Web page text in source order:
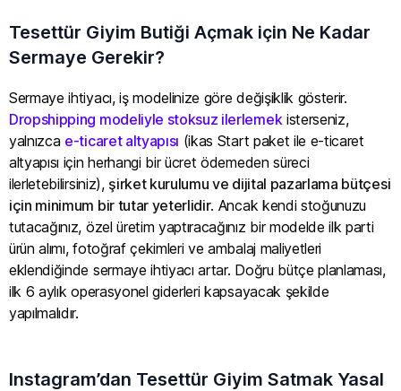
Tesettür Giyim Butiği Açmak için Ne Kadar
Sermaye Gerekir?
Sermaye ihtiyacı, iş modelinize göre değişiklik gösterir.
Dropshipping modeliyle stoksuz ilerlemek isterseniz,
yalnızca e-ticaret altyapısı (ikas Start paket ile e-ticaret
altyapısı için herhangi bir ücret ödemeden süreci
ilerletebilirsiniz), şirket kurulumu ve dijital pazarlama bütçesi
için minimum bir tutar yeterlidir. Ancak kendi stoğunuzu
tutacağınız, özel üretim yaptıracağınız bir modelde ilk parti
ürün alımı, fotoğraf çekimleri ve ambalaj maliyetleri
eklendiğinde sermaye ihtiyacı artar. Doğru bütçe planlaması,
ilk 6 aylık operasyonel giderleri kapsayacak şekilde
yapılmalıdır.
Instagram’dan Tesettür Giyim Satmak Yasal